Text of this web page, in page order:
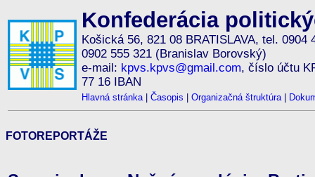
Konfederácia
Košická 56, 821 08 BRATISLAVA, tel. 0904
0902 555 321 (Branislav Borovský)
e-mail: kpvs.kpvs@gmail.com, číslo účtu
77 16 IBAN
Hlavná stránka| Časopis Organizačná štruktúra|
FOTOREPORTÁŽE